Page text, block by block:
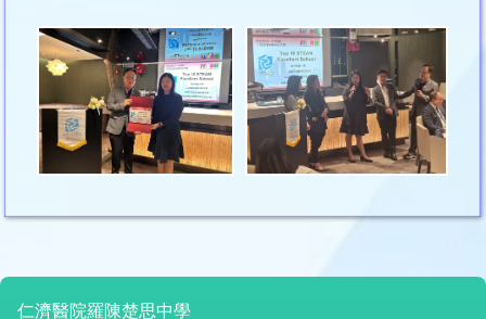
仁濟醫院羅陳楚思中學